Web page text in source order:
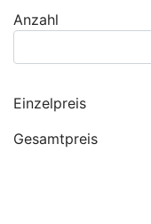
Anzahl
Einzelpreis
Gesamtpreis